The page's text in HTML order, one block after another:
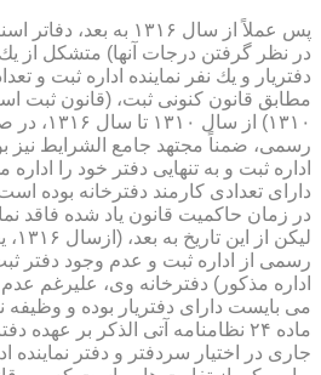
پس عملاً از سال ۱۳۱۶
در نظر گرفتن درجات آنها) متشكل از یك
دفتریار و یك نفر نماینده اداره ثبت و
مطابق قانون كنونی ثبت، (قانون ثبت
۱۳۱۰) از
رسمی، ضمناً مجتهد جامع الشرایط نیز
اداره ثبت و به تنهایی دفتر خود را
دارای تعدادی كارمند دفترخانه بوده
در زمان حاكمیت قانون یاد شده فاقد
رسمی از اداره ثبت و عدم وجود دفتر
اداره مذكور) دفترخانه وی، علیرغم عدم
می بایست دارای دفتریار بوده و وظیفه
ماده ۲۴ نظامنامه آتی الذكر بر
جاری در اختیار سردفتر و دفتر نماینده